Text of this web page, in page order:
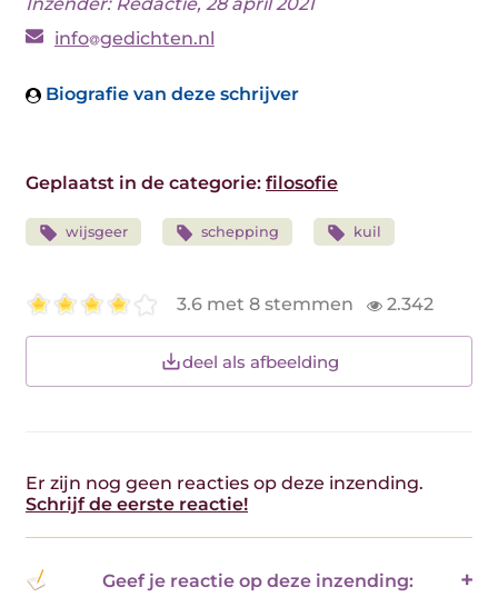
info gedichten.nl
Biografie van deze schrijver
Geplaatst in de categorie: filosofie
wijsgeer schepping kuil
3.6 met 8 stemmen 2.342
deel als afbeelding
Er zijn nog geen reacties op deze inzending.
Schrijf de eerste reactie!
Geef je reactie op deze inzending: